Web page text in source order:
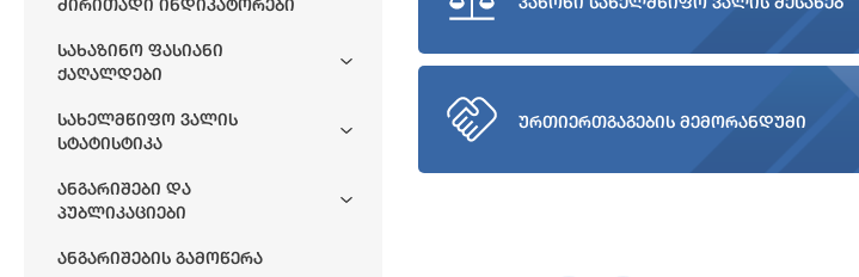
Ძირითადი Ინდიკატორები
Სახაზინო Ფასიანი
Ქაღალდები
Სახელმწიფო Ვალის
Სტატისტიკა
Ანგარიშები Და
Პუბლიკაციები
Ანგარიშების Გამოწერა
ურთიერთგაგების მემორანდუმი